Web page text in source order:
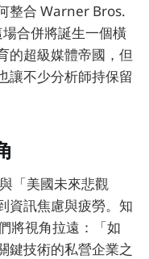
整合 Warner Bros.
合併將誕生一個橫
的超級媒體帝國，但
讓不少分析師持保留
「美國未來悲觀
資訊焦慮與疲勞。知
將視角拉遠：「如
鍵技術的私營企業之